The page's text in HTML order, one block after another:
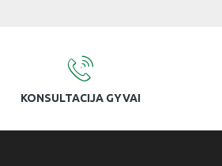
KONSULTACIJA GYVAI